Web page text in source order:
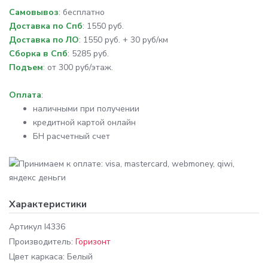
Самовывоз: бесплатно
Доставка по Спб: 1550 руб.
Доставка по ЛО: 1550 руб. + 30 руб/км
Сборка в Спб: 5285 руб.
Подъем: от 300 руб/этаж.
Оплата:
наличными при получении
кредитной картой онлайн
БН расчетный счет
Характеристики
Артикул I4336
Производитель: Горизонт
Цвет каркаса: Белый